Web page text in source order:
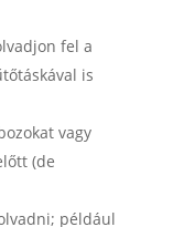
fel a
is
vagy
(de
például